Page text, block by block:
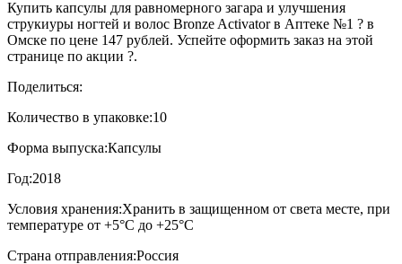
Купить капсулы для равномерного загара и улучшения
струкиуры ногтей и волос Bronze Activator в Аптеке №1 ? в
Омске по цене 147 рублей. Успейте оформить заказ на этой
странице по акции ?.
Поделиться:
Количество в упаковке:10
Форма выпуска:Капсулы
Год:2018
Условия хранения:Хранить в защищенном от света месте, при
температуре от +5°С до +25°С
Страна отправления:Россия